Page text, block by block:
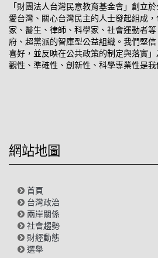
「財團法人台灣民意教育基金會」創立
愛台灣、關心台灣民主的人士發起組成
家、醫生、律師、科學家、社會運動者
府、超黨派的智庫型公益組織。我們堅
喜好，並反映在公共政策的制定與落實
觀性、準確性、創新性、科學專業性是我
網站地圖
首頁
台灣政治
兩岸關係
社會趨勢
財經動態
選舉